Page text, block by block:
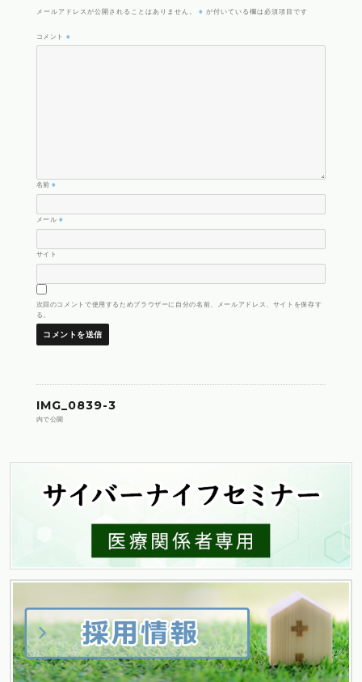
メールアドレスが公開されることはありません。 ※ が付いている欄は必須項目です
コメント ※
名前※
メール※
サイト
次回のコメントで使用するためブラウザーに自分の名前、メールアドレス、サイトを保存す
る。
投
稿
ナ
ゲ
ー
IMG_0839-3
内で公開